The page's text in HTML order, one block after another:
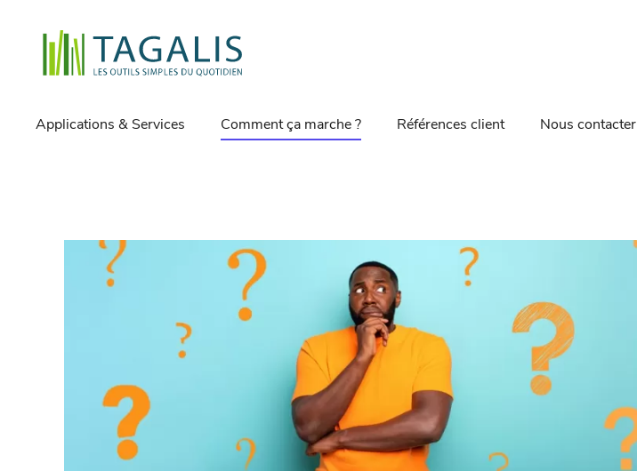
Applications & Services Comment ça marche ? Références client Nous contacter